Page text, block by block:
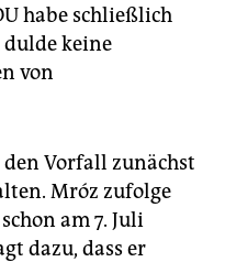
habe schließlich
keine
von
Vorfall zunächst
Mróz zufolge
am 7. Juli
dazu, dass er